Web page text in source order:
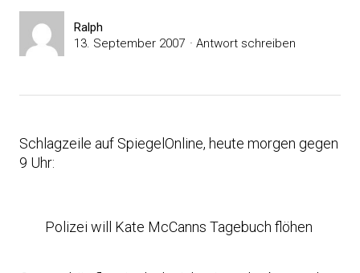
Ralph
13. September 2007
Antwort schreiben
Schlagzeile auf SpiegelOnline, heute morgen gegen
9 Uhr:
Polizei will Kate McCanns Tagebuch flöhen